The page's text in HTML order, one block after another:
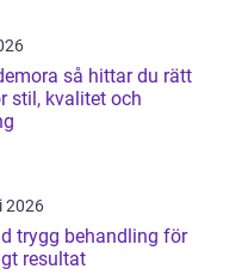
hittar du rätt
stil, kvalitet och
2026
resultat